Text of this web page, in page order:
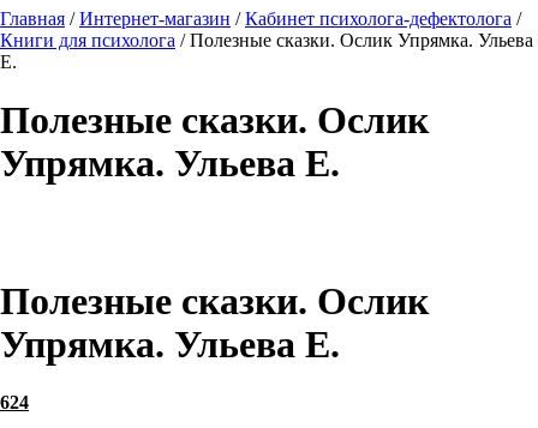
Главная /Интернет-магазин /Кабинет психолога-дефектолога /
Книги для психолога /Полезные сказки. Ослик Упрямка. Ульева
Е.
Полезные сказки. Ослик
Упрямка. Ульева Е.
Полезные сказки. Ослик
Упрямка. Ульева Е.
624